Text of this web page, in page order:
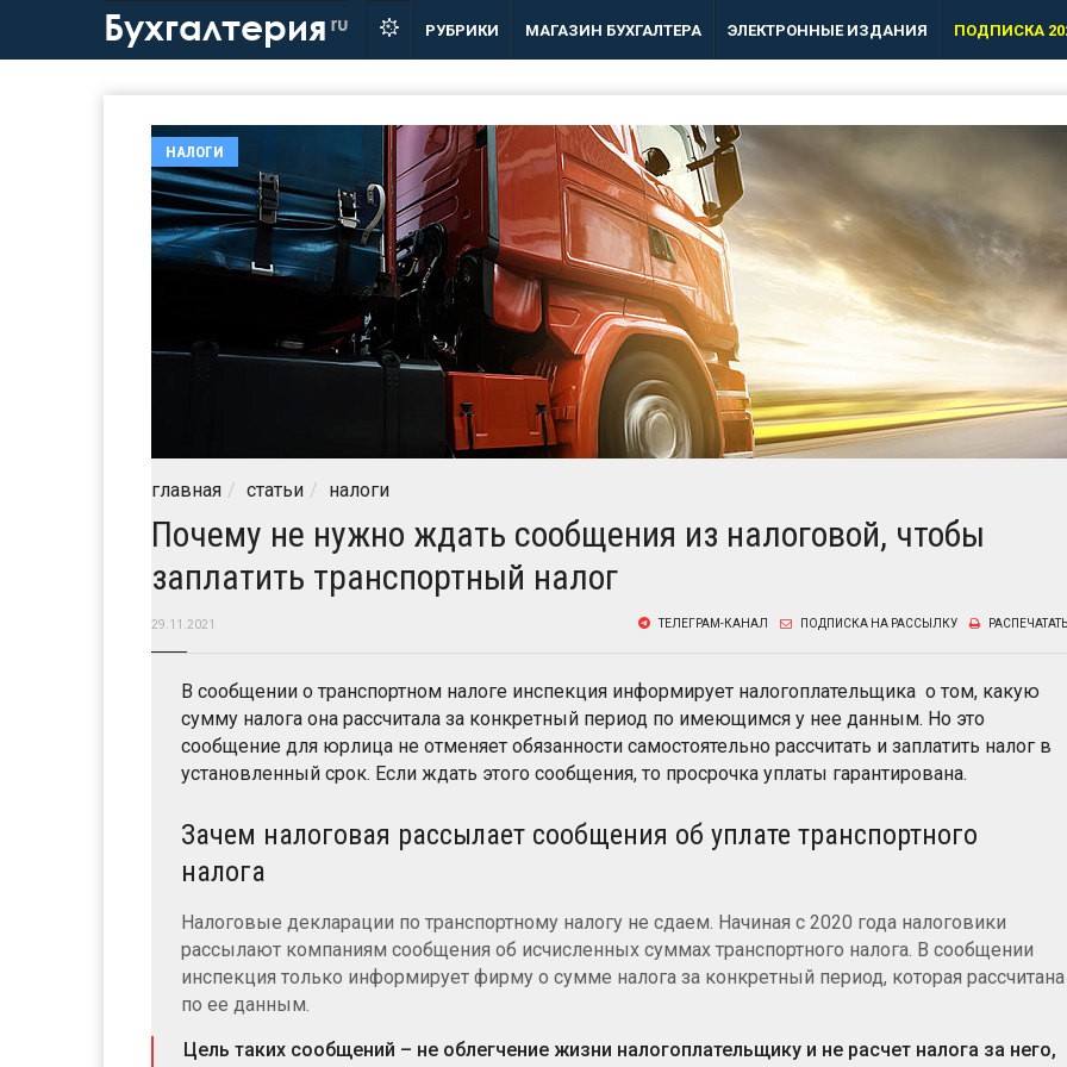
Бухгалтерия ru РУБРИКИ МАГАЗИН БУХГАЛТЕРА ЭЛЕКТРОННЫЕ ИЗДАНИЯ ПОДПИСКА
НАЛОГИ
главная статьи налоги
Почему не нужно ждать сообщения из налоговой, чтобы
заплатить транспортный налог
29.11.2021 РАСПЕЧАТАТЬ
ПОДПИСКА НА РАССЫЛКУ
ТЕЛЕГРАМ-КАНАЛ
В сообщении о транспортном налоге инспекция информирует налогоплательщика о том, какую
сумму налога она рассчитала за конкретный период по имеющимся у нее данным. Но это
сообщение для юрлица не отменяет обязанности самостоятельно рассчитать и заплатить налог в
установленный срок. Если ждать этого сообщения, то просрочка уплаты гарантирована.
Зачем налоговая рассылает сообщения об уплате транспортного
налога
Налоговые декларации по транспортному налогу не сдаем. Начиная с 2020 года налоговики
рассылают компаниям сообщения об исчисленных суммах транспортного налога. В сообщении
инспекция только информирует фирму о сумме налога за конкретный период, которая рассчитана
по ее данным.
Цель таких сообщений – не облегчение жизни налогоплательщику и не расчет налога за него,